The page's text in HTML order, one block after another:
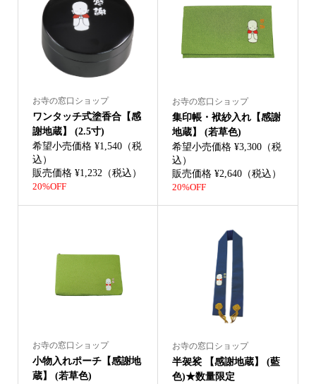
お寺の窓口ショップ
ワンタッチ式塗香合【感
謝地蔵】 (2.5寸)
希望小売価格 ¥1,540（税
込）
販売価格 ¥1,232（税込）
20%OFF
お寺の窓口ショップ
集印帳・袱紗入れ【感謝
地蔵】 (若草色)
希望小売価格 ¥3,300（税
込）
販売価格 ¥2,640（税込）
20%OFF
お寺の窓口ショップ
小物入れポーチ【感謝地
蔵】 (若草色)
お寺の窓口ショップ
半袈裟 【感謝地蔵】 (藍
色)★数量限定